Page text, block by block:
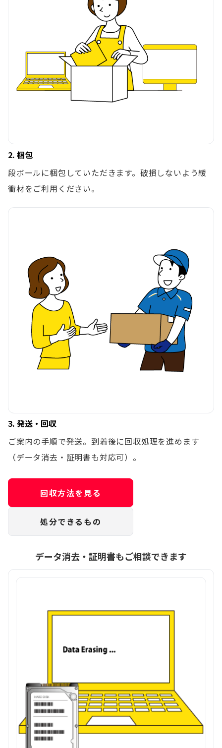
2. 梱包
段ボールに梱包していただきます。破損しないよう緩
衝材をご利用ください。
3. 発送・回収
ご案内の手順で発送。到着後に回収処理を進めます
（データ消去・証明書も対応可）。
回収方法を見る
処分できるもの
データ消去・証明書もご相談できます